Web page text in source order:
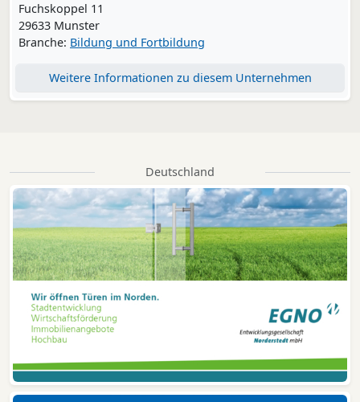
Fuchskoppel 11
29633 Munster
Branche: Bildung und Fortbildung
Weitere Informationen zu diesem Unternehmen
Deutschland